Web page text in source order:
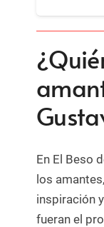
En El Beso
los
inspiración
fueran el